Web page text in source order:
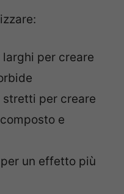
per creare
per creare
e
un effetto più